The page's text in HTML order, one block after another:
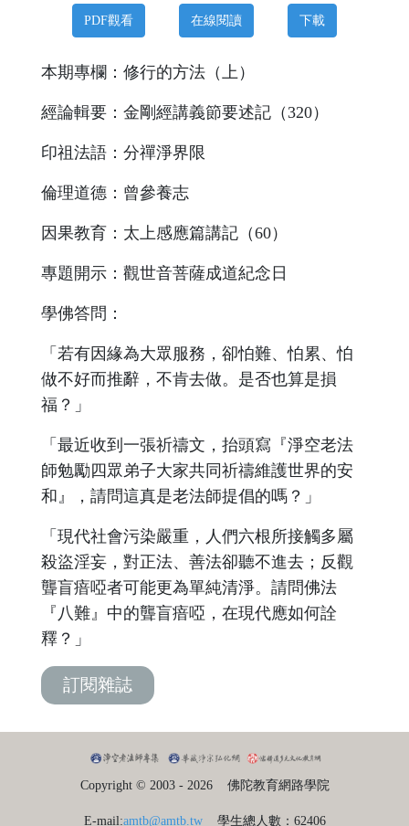
PDF觀看 在線閱讀 下載
本期專欄：修行的方法（上）
經論輯要：金剛經講義節要述記（320）
印祖法語：分禪淨界限
倫理道德：曾參養志
因果教育：太上感應篇講記（60）
專題開示：觀世音菩薩成道紀念日
學佛答問：
「若有因緣為大眾服務，卻怕難、怕累、怕
做不好而推辭，不肯去做。是否也算是損
福？」
「最近收到一張祈禱文，抬頭寫『淨空老法
師勉勵四眾弟子大家共同祈禱維護世界的安
和』，請問這真是老法師提倡的嗎？」
「現代社會污染嚴重，人們六根所接觸多屬
殺盜淫妄，對正法、善法卻聽不進去；反觀
聾盲瘖啞者可能更為單純清淨。請問佛法
『八難』中的聾盲瘖啞，在現代應如何詮
釋？」
訂閱雜誌
Copyright © 2003 - 2026 佛陀教育網路學院
E-mail:amtb@amtb.tw 學生總人數：62406